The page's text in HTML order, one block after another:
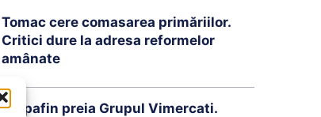
Tomac cere comasarea primăriilor.
Critici dure la adresa reformelor
amânate
Brepafin preia Grupul Vimercati.